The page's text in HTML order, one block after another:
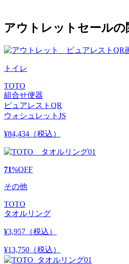
アウトレットセールの
トイレ
TOTO
組合せ便器
ピュアレストQR
ウォシュレットJS
¥84,434 （税込）
71%OFF
その他
TOTO
タオルリング
¥3,957 （税込）
¥13,750 （税込）